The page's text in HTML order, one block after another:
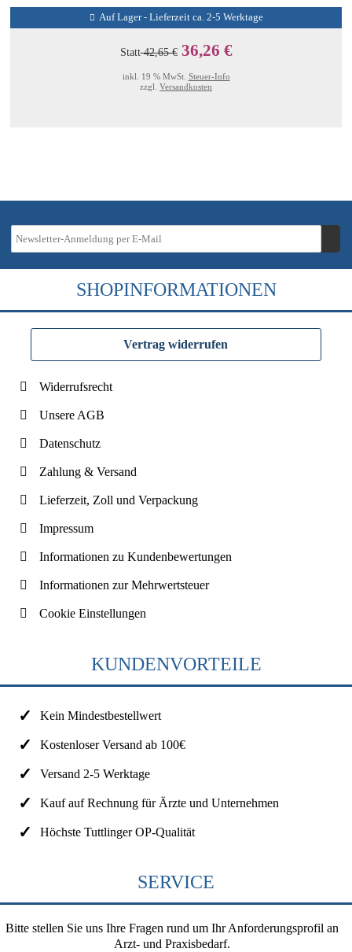
Auf Lager - Lieferzeit ca. 2-5 Werktage
Statt42,65 € 36,26 €
inkl. 19 % MwSt. Steuer-Info
zzgl. Versandkosten
SHOPINFORMATIONEN
Vertrag widerrufen
Widerrufsrecht
Unsere AGB
Datenschutz
Zahlung & Versand
Lieferzeit, Zoll und Verpackung
Impressum
Informationen zu Kundenbewertungen
Informationen zur Mehrwertsteuer
Cookie Einstellungen
KUNDENVORTEILE
Kein Mindestbestellwert
Kostenloser Versand ab 100€
Versand 2-5 Werktage
Kauf auf Rechnung für Ärzte und Unternehmen
Höchste Tuttlinger OP-Qualität
SERVICE
Bitte stellen Sie uns Ihre Fragen rund um Ihr Anforderungsprofil an
Arzt- und Praxisbedarf.